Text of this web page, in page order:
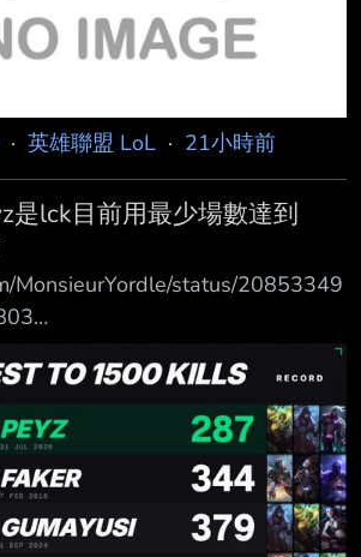
· 英雄聯盟 LoL · 21小時前
是lck目前用最少場數達到
MonsieurYordle/status/20853349
7M2UDk6.png 剛剛看到有
還有誰 結果下面是faker越來霸榜那
不到300場 真的是人型遠古龍